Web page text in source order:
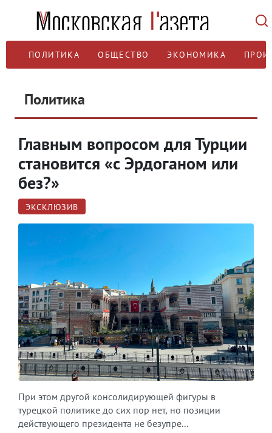
ПОЛИТИКА ОБЩЕСТВО ЭКОНОМИКА
Политика
Главным вопросом для Турции
становится «с Эрдоганом или
без?»
ЭКСКЛЮЗИВ
При этом другой консолидирующей фигуры в
турецкой политике до сих пор нет, но позиции
действующего президента не безупре...